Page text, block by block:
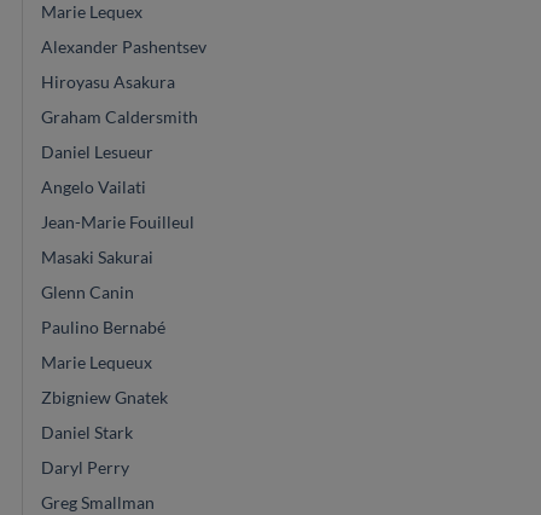
Marie Lequex
Alexander Pashentsev
Hiroyasu Asakura
Graham Caldersmith
Daniel Lesueur
Angelo Vailati
Jean-Marie Fouilleul
Masaki Sakurai
Glenn Canin
Paulino Bernabé
Marie Lequeux
Zbigniew Gnatek
Daniel Stark
Daryl Perry
Greg Smallman